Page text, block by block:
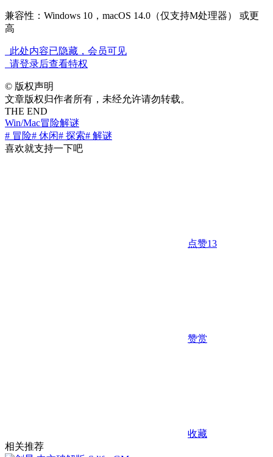
兼容性：Windows 10，macOS 14.0（仅支持M处理器） 或更
高
此处内容已隐藏，会员可见
请登录后查看特权
© 版权声明
文章版权归作者所有，未经允许请勿转载。
THE END
Win/Mac冒险解谜
# 冒险# 休闲# 探索# 解谜
喜欢就支持一下吧
点赞13
赞赏
收藏
相关推荐